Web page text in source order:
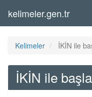
kelimeler.gen.tr
Kelimeler İKİN ile
İKİN ile